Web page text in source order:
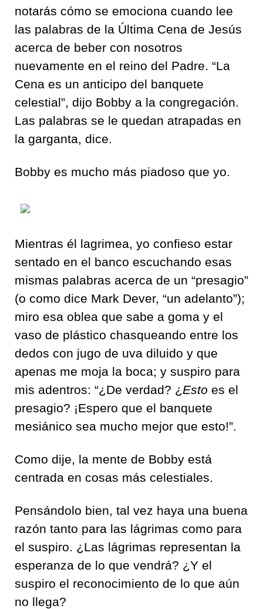
notarás cómo se emociona cuando lee
las palabras de la Última Cena de Jesús
acerca de beber con nosotros
nuevamente en el reino del Padre. “La
Cena es un anticipo del banquete
celestial”, dijo Bobby a la congregación.
Las palabras se le quedan atrapadas en
la garganta, dice.
Bobby es mucho más piadoso que yo.
Mientras él lagrimea, yo confieso estar
sentado en el banco escuchando esas
mismas palabras acerca de un “presagio”
(o como dice Mark Dever, “un adelanto”);
miro esa oblea que sabe a goma y el
vaso de plástico chasqueando entre los
dedos con jugo de uva diluido y que
apenas me moja la boca; y suspiro para
mis adentros: “¿De verdad? ¿ Esto es el
presagio? ¡Espero que el banquete
mesiánico sea mucho mejor que esto!”.
Como dije, la mente de Bobby está
centrada en cosas más celestiales.
Pensándolo bien, tal vez haya una buena
razón tanto para las lágrimas como para
el suspiro. ¿Las lágrimas representan la
esperanza de lo que vendrá? ¿Y el
suspiro el reconocimiento de lo que aún
no llega?